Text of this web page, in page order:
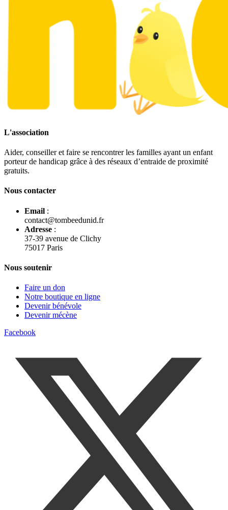
L'association
Aider, conseiller et faire se rencontrer les familles ayant un enfant
porteur de handicap grâce à des réseaux d’entraide de proximité
gratuits.
Nous contacter
Email :
contact@tombeedunid.fr
Adresse :
37-39 avenue de Clichy
75017 Paris
Nous soutenir
Faire un don
Notre boutique en ligne
Devenir bénévole
Devenir mécène
Facebook